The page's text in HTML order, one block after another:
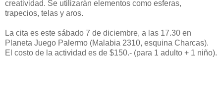
creatividad. Se utilizarán elementos como esferas,
trapecios, telas y aros.
La cita es este sábado 7 de diciembre, a las 17.30 en
Planeta Juego Palermo (Malabia 2310, esquina Charcas).
El costo de la actividad es de $150.- (para 1 adulto + 1 niño).